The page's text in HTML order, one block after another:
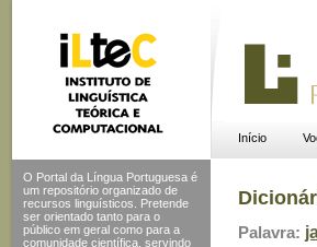
Início
O Portal da Língua Portuguesa é
um repositório organizado de
recursos linguísticos. Pretende
ser orientado tanto para o
público em geral como para a
comunidade científica, servindo
Palavra: